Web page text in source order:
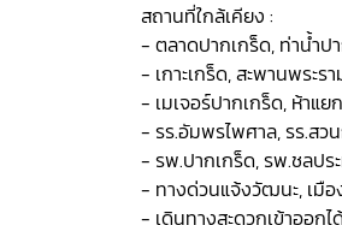
สถานที่ใกล้เคียง :
- ตลาดปากเกร็ด, ท่าน้ำป
- เกาะเกร็ด, สะพานพระร
- เมเจอร์ปากเกร็ด, ห้าแย
- รร.อัมพรไพศาล, รร.ส
- รพ.ปากเกร็ด, รพ.ชลปร
- ทางด่วนแจ้งวัฒนะ, เมือ
- เดินทางสะดวกเข้าออกไ